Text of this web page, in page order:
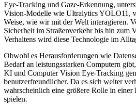
Eye-Tracking und Gaze-Erkennung,
Vision-Modelle wie Ultralytics YOLO11,
Weise, wie wir mit der Welt interagieren.
Sicherheit im Straßenverkehr bis hin zum
Verhaltens wird diese Technologie im
Obwohl es Herausforderungen wie
Bedarf an leistungsstarken Computern
KI und Computer Vision Eye-Tracking
benutzerfreundlicher. Da es sich weiter
wahrscheinlich eine größere Rolle in einer
spielen.